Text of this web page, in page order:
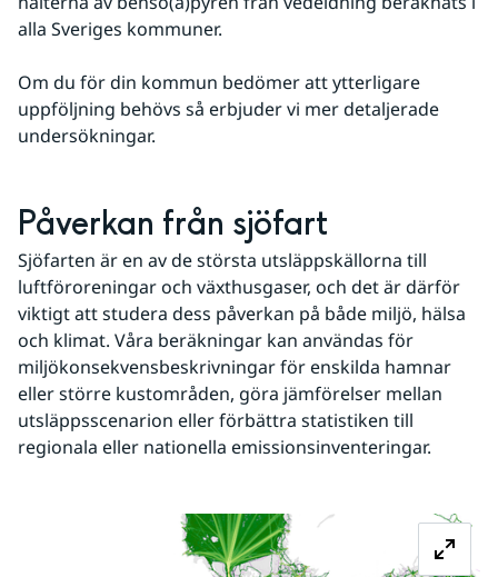
alla Sveriges kommuner.
Om du för din kommun bedömer att ytterligare
uppföljning behövs så erbjuder vi mer detaljerade
undersökningar.
Påverkan från sjöfart
Sjöfarten är en av de största utsläppskällorna till
luftföroreningar och växthusgaser, och det är därför
viktigt att studera dess påverkan på både miljö, hälsa
och klimat. Våra beräkningar kan användas för
miljökonsekvensbeskrivningar för enskilda hamnar
eller större kustområden, göra jämförelser mellan
utsläppsscenarion eller förbättra statistiken till
regionala eller nationella emissionsinventeringar.